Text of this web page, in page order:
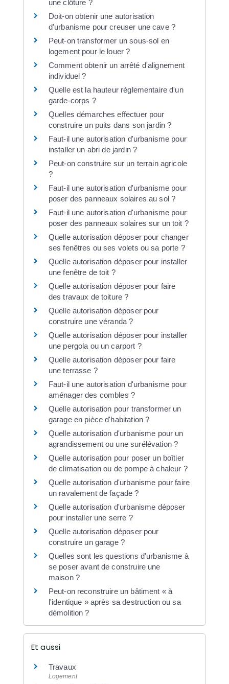
une clôture ?
Doit-on obtenir une autorisation
d'urbanisme pour creuser une cave ?
Peut-on transformer un sous-sol en
logement pour le louer ?
Comment obtenir un arrêté d'alignement
individuel ?
Quelle est la hauteur réglementaire d'un
garde-corps ?
Quelles démarches effectuer pour
construire un puits dans son jardin ?
Faut-il une autorisation d'urbanisme pour
installer un abri de jardin ?
Peut-on construire sur un terrain agricole
?
Faut-il une autorisation d'urbanisme pour
poser des panneaux solaires au sol ?
Faut-il une autorisation d'urbanisme pour
poser des panneaux solaires sur un toit ?
Quelle autorisation déposer pour changer
ses fenêtres ou ses volets ou sa porte ?
Quelle autorisation déposer pour installer
une fenêtre de toit ?
Quelle autorisation déposer pour faire
des travaux de toiture ?
Quelle autorisation déposer pour
construire une véranda ?
Quelle autorisation déposer pour installer
une pergola ou un carport ?
Quelle autorisation déposer pour faire
une terrasse ?
Faut-il une autorisation d'urbanisme pour
aménager des combles ?
Quelle autorisation pour transformer un
garage en pièce d'habitation ?
Quelle autorisation d'urbanisme pour un
agrandissement ou une surélévation ?
Quelle autorisation pour poser un boîtier
de climatisation ou de pompe à chaleur ?
Quelle autorisation d'urbanisme pour faire
un ravalement de façade ?
Quelle autorisation d'urbanisme déposer
pour installer une serre ?
Quelle autorisation déposer pour
construire un garage ?
Quelles sont les questions d'urbanisme à
se poser avant de construire une
maison ?
Peut-on reconstruire un bâtiment « à
l'identique » après sa destruction ou sa
démolition ?
Et aussi
Travaux
Logement